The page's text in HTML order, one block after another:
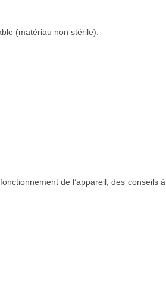
(matériau non stérile).
de l’appareil, des conseils à